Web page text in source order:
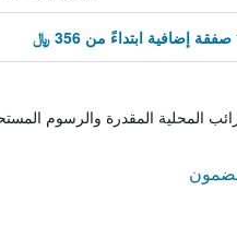
المحلية المقدرة والرسوم